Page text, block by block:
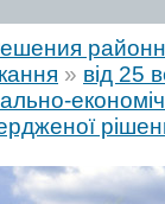
» від 25